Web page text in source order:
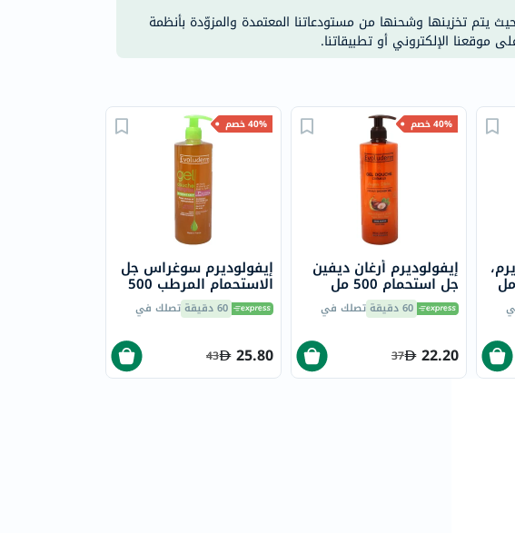
يتم تخزينها وشحنها من مستودعاتنا المعتمدة والمزوّدة بأنظمة
موقعنا الإلكتروني أو تطبيقاتنا.
40% خصم
إيفولوديرم سوغراس جل
الاستحمام المرطب 500
مل 14239 60 دقيقة تصلك في
25.80
43
40% خصم
إيفولوديرم أرغان ديفين
جل استحمام 500 مل
17300 60 دقيقة تصلك في
22.20
37